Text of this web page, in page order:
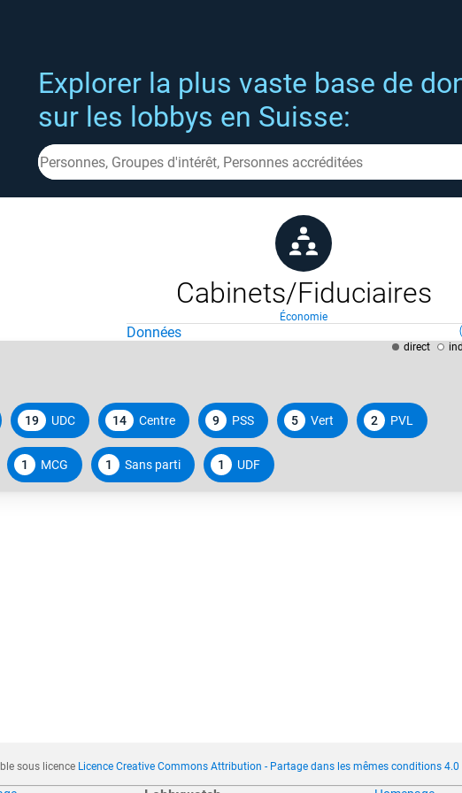
Explorer la plus vaste base de
sur les lobbys en Suisse:
Cabinets/Fiduciaires
Économie
Données
19 UDC 14 Centre 9 PSS 5 Vert 2 PVL
1 MCG 1 Sans parti 1 UDF
direct
sous licence Licence Creative Commons Attribution - Partage dans les mêmes conditions 4.0